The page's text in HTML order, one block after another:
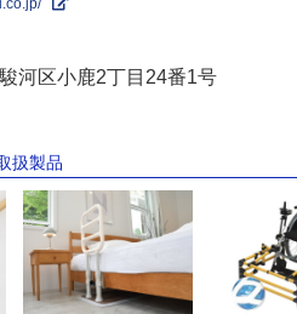
河区小鹿2丁目24番1号
扱製品